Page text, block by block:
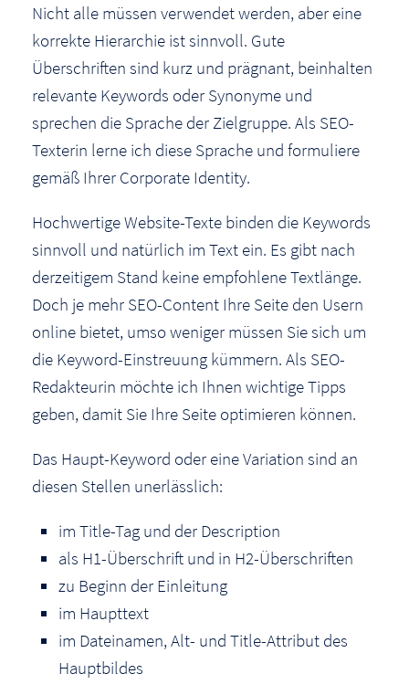
Nicht alle müssen verwendet werden, aber eine
korrekte Hierarchie ist sinnvoll. Gute
Überschriften sind kurz und prägnant, beinhalten
relevante Keywords oder Synonyme und
sprechen die Sprache der Zielgruppe. Als SEO-
Texterin lerne ich diese Sprache und formuliere
gemäß Ihrer Corporate Identity.
Hochwertige Website-Texte binden die Keywords
sinnvoll und natürlich im Text ein. Es gibt nach
derzeitigem Stand keine empfohlene Textlänge.
Doch je mehr SEO-Content Ihre Seite den Usern
online bietet, umso weniger müssen Sie sich um
die Keyword-Einstreuung kümmern. Als SEO-
Redakteurin möchte ich Ihnen wichtige Tipps
geben, damit Sie Ihre Seite optimieren können.
Das Haupt-Keyword oder eine Variation sind an
diesen Stellen unerlässlich:
im Title-Tag und der Description
als H1-Überschrift und in H2-Überschriften
zu Beginn der Einleitung
im Haupttext
im Dateinamen, Alt- und Title-Attribut des
Hauptbildes